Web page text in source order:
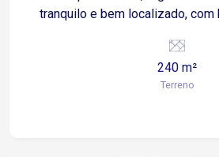
tranquilo e bem localizado, com
principais vias da cidade.
para quem busca um lote com
de frente, ideal para construção
240 m²
Terreno